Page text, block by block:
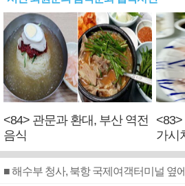
<84> 관문과 환대, 부산 역전
음식
가시
■ 해수부 청사, 북항 국제여객터미널 옆